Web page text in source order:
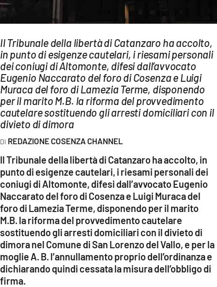
LAC NETWORK
LAC ONAIR
LaC
Network
LACPLAY.IT
LACTV.IT
LACONAIR.IT
LACITYMAG.IT
ILREGGINO.IT
COSENZACHANNEL.IT
ILVIBONESE.IT
CATANZAROCHANNEL.IT
LACAPITALENEWS.IT
App
ANDROID
APPLE
Il Tribunale della libertà di Catanzaro ha accolto,
in punto di esigenze cautelari, i riesami personali
dei coniugi di Altomonte, difesi dall’avvocato
Eugenio Naccarato del foro di Cosenza e Luigi
Muraca del foro di Lamezia Terme, disponendo
per il marito M.B. la riforma del provvedimento
cautelare sostituendo gli arresti domiciliari con il
divieto di dimora
REDAZIONE COSENZA CHANNEL
Il Tribunale della libertà di Catanzaro ha accolto, in
punto di esigenze cautelari, i riesami personali dei
coniugi di Altomonte, difesi dall’avvocato Eugenio
Naccarato del foro di Cosenza e Luigi Muraca del
foro di Lamezia Terme, disponendo per il marito
M.B. la riforma del provvedimento cautelare
sostituendo gli arresti domiciliari con il divieto di
dimora nel Comune di San Lorenzo del Vallo, e per la
moglie A. B. l’annullamento proprio dell’ordinanza e
dichiarando quindi cessata la misura dell’obbligo di
firma.